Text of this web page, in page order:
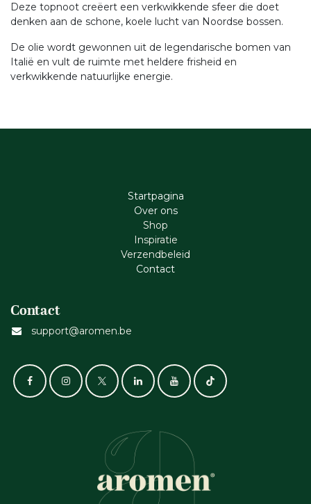
Deze topnoot creëert een verkwikkende sfeer die doet
denken aan de schone, koele lucht van Noordse bossen.
De olie wordt gewonnen uit de legendarische bomen van
Italië en vult de ruimte met heldere frisheid en
verkwikkende natuurlijke energie.
Startpagina
Ove​r​ ons
Shop
Inspiratie
Verzendbeleid
Cont​act
Contact
support@aromen.be